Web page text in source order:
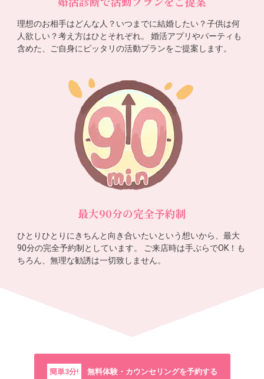
理想のお相手はどんな人？いつまでに結婚したい？子供は何
人欲しい？考え方はひとそれぞれ。 婚活アプリやパーティも
含めた、ご自身にピッタリの活動プランをご提案します。
最大90分の完全予約制
ひとりひとりにきちんと向き合いたいという想いから、最大
90分の完全予約制としています。 ご来店時は手ぶらでOK！も
ちろん、無理な勧誘は一切致しません。
簡単3分! 無料体験・カウンセリングを予約する